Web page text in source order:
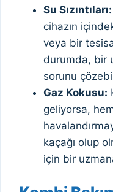
Su Sızıntıları:
cihazın
veya bir
durumda, bir
sorunu
Gaz Kokusu:
geliyorsa,
kaçağı olup
için bir